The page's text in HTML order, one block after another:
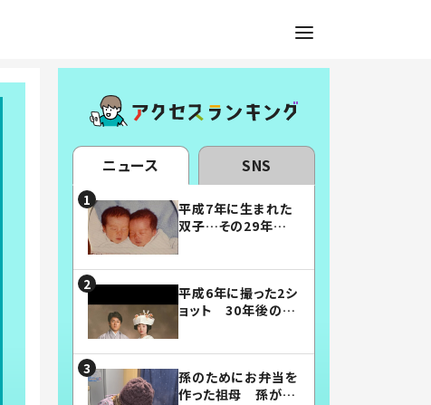
ニュース SNS
平成7年に生まれた
双子…その29年後
平成6年に撮った2シ
ョット 30年後の姿
孫のためにお弁当を
作った祖母 孫が絶